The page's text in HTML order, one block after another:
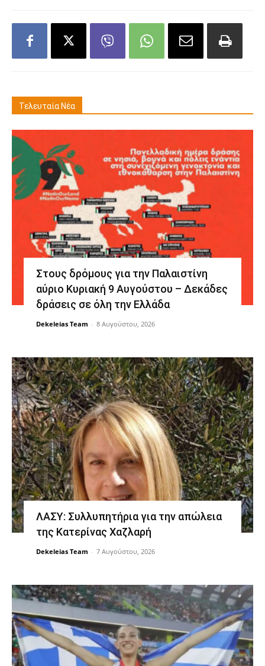
Τελευταία Νέα
Στους δρόμους για την Παλαιστίνη
αύριο Κυριακή 9 Αυγούστου – Δεκάδες
δράσεις σε όλη την Ελλάδα
Dekeleias Team - 8 Αυγούστου, 2026
ΛΑΣΥ: Συλλυπητήρια για την απώλεια
της Κατερίνας Χαζλαρή
Dekeleias Team - 7 Αυγούστου, 2026